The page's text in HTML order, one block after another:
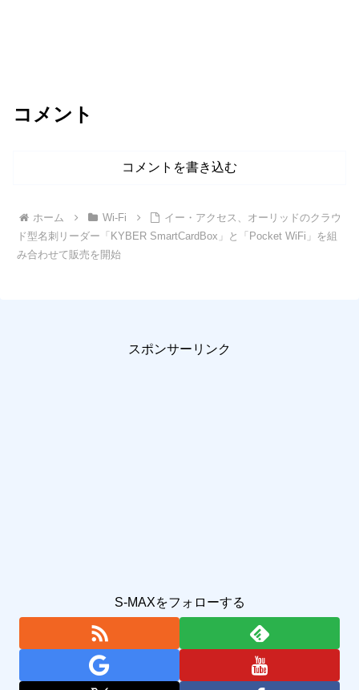
コメント
コメントを書き込む
ホーム Wi-Fi
イー・アクセス、オーリッドのクラウ
ド型名刺リーダー「KYBER SmartCardBox」と「Pocket WiFi」を組
み合わせて販売を開始
スポンサーリンク
S-MAXをフォローする